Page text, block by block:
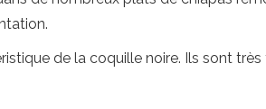
de la coquille noire. Ils sont